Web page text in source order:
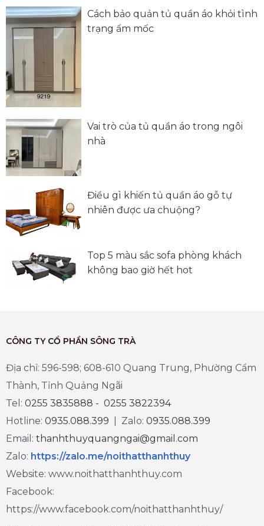
Cách bảo quản tủ quần áo khỏi tình
trạng ẩm mốc
Vai trò của tủ quần áo trong ngôi
nhà
Điều gì khiến tủ quần áo gỗ tự
nhiên được ưa chuộng?
Top 5 màu sắc sofa phòng khách
không bao giờ hết hot
CÔNG TY CỔ PHẦN SÔNG TRÀ
Địa chỉ: 596-598; 608-610 Quang Trung, Phường Cẩm
Thành, Tỉnh Quảng Ngãi
Tel: 0255 3835888 - 0255 3822394
Hotline: 0935.088.399 | Zalo: 0935.088.399
Email: thanhthuyquangngai@gmail.com
Zalo: https://zalo.me/noithatthanhthuy
Website: www.noithatthanhthuy.com
Facebook:
https://www.facebook.com/noithatthanhthuy/